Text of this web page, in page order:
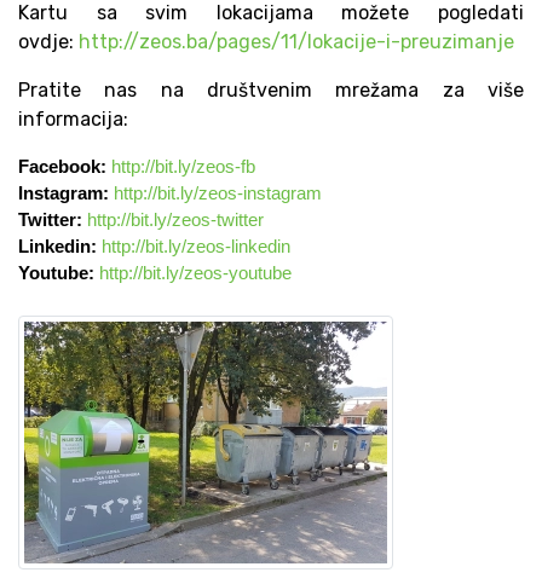
Kartu sa svim lokacijama možete pogledati
ovdje: http://zeos.ba/pages/11/lokacije-i-preuzimanje
Pratite nas na društvenim mrežama za više
informacija:
Facebook: http://bit.ly/zeos-fb
Instagram: http://bit.ly/zeos-instagram
Twitter: http://bit.ly/zeos-twitter
Linkedin: http://bit.ly/zeos-linkedin
Youtube: http://bit.ly/zeos-youtube